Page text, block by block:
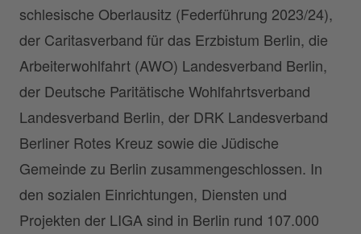
schlesische Oberlausitz (Federführung 2023/24),
der Caritasverband für das Erzbistum Berlin, die
Arbeiterwohlfahrt (AWO) Landesverband Berlin,
der Deutsche Paritätische Wohlfahrtsverband
Landesverband Berlin, der DRK Landesverband
Berliner Rotes Kreuz sowie die Jüdische
Gemeinde zu Berlin zusammengeschlossen. In
den sozialen Einrichtungen, Diensten und
Projekten der LIGA sind in Berlin rund 107.000